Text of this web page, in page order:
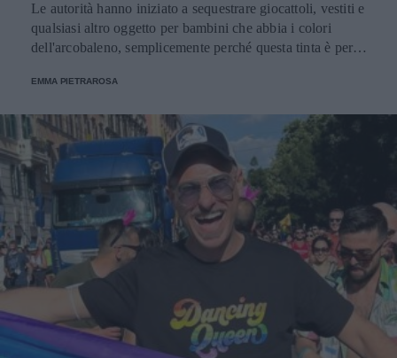
Le autorità hanno iniziato a sequestrare giocattoli, vestiti e
qualsiasi altro oggetto per bambini che abbia i colori
dell'arcobaleno, semplicemente perché questa tinta è per il
nello Stato è severamente vietata.
EMMA PIETRAROSA